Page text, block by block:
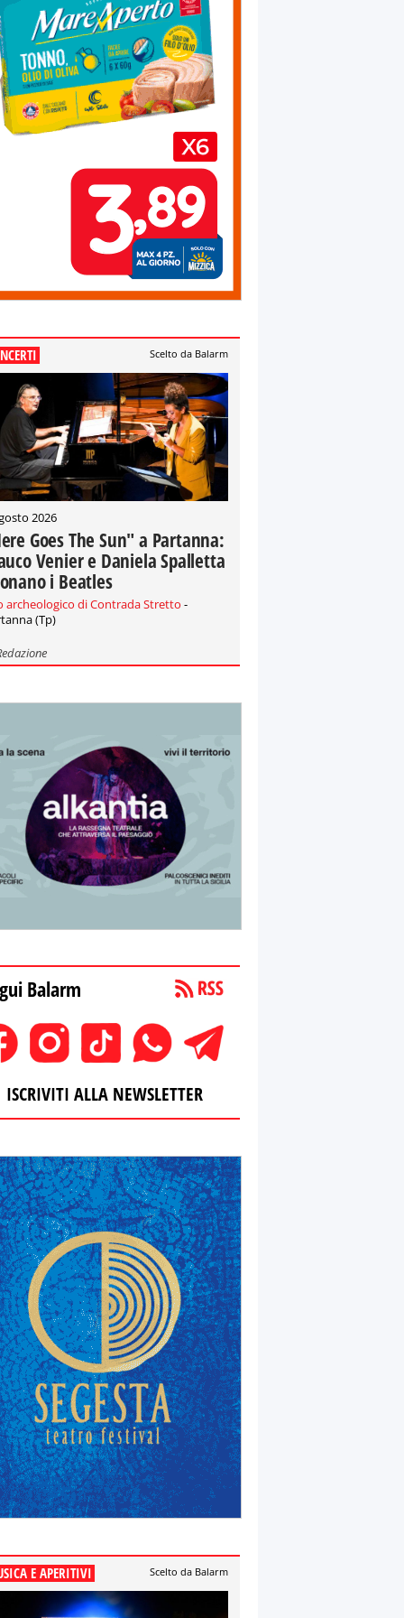
Scelto da Balarm
2026
Goes The Sun" a Partanna:
Venier e Daniela Spalletta
i Beatles
archeologico di Contrada Stretto -
(Tp)
Balarm
ISCRIVITI ALLA NEWSLETTER
E APERITIVI Scelto da Balarm